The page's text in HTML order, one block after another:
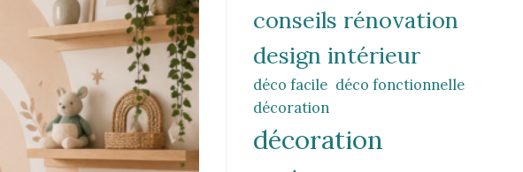
conseils rénovation
design intérieur
déco facile déco fonctionnelle
décoration
décoration